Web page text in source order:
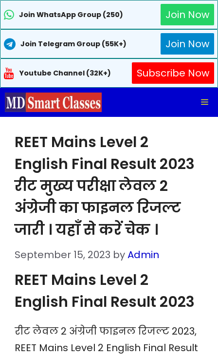
Join WhatsApp Group (250) Join Now
Join Telegram Group (55K+) Join Now
Youtube Channel (32K+)
Subscribe Now
Skip
to
REET Mains Level 2
English Final Result 2023
रीट मुख्य परीक्षा लेवल 2
अंग्रेजी का फाइनल रिजल्ट
जारी । यहाँ से करें चेक ।
September 15, 2023 byAdmin
REET Mains Level 2
English Final Result 2023
रीट लेवल 2 अंग्रेजी फाइनल रिजल्ट 2023,
REET Mains Level 2 English Final Result